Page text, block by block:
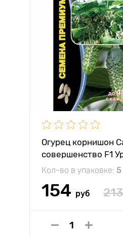
Огурец корнишон
совершенство F1
дачник
Кол-во в упаковке:
154 руб 213